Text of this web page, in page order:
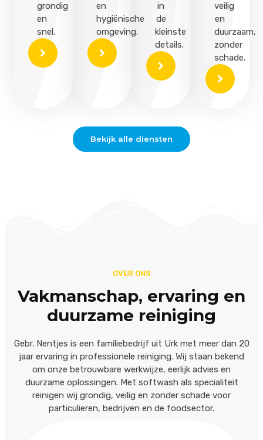
grondig
en
snel.
en
hygiënische
omgeving.
in
de
kleinste
details.
veilig
en
duurzaam,
zonder
schade.
Bekijk alle diensten
OVER ONS
Vakmanschap, ervaring en
duurzame reiniging
Gebr. Nentjes is een familiebedrijf uit Urk met meer dan 20
jaar ervaring in professionele reiniging. Wij staan bekend
om onze betrouwbare werkwijze, eerlijk advies en
duurzame oplossingen. Met softwash als specialiteit
reinigen wij grondig, veilig en zonder schade voor
particulieren, bedrijven en de foodsector.